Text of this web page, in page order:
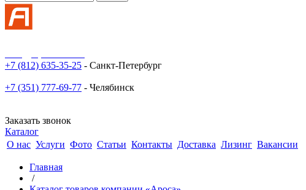
+7 (812) 635-35-25 - Санкт-Петербург
+7 (351) 777-69-77 - Челябинск
Заказать звонок
Каталог
О нас Услуги Фото Статьи Контакты Доставка Лизинг Вакансии
Главная
/